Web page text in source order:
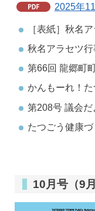
2025年
［表紙］秋名
秋名アラセツ行
第66回 龍郷町
かんもーれ！
第208号 議会だ
たつごう健康
10月号（9